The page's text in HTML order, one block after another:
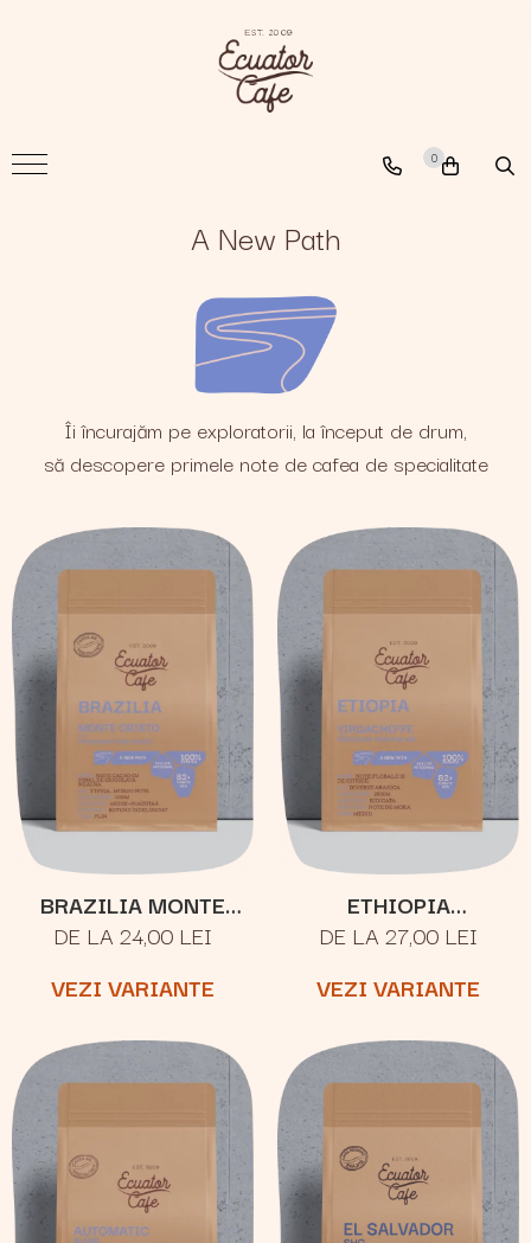
The Nomad
0
A New Path
Îi încurajăm pe exploratorii, la început de drum,
să descopere primele note de cafea de specialitate
BRAZILIA MONTE
CRISTO
DE LA 24,00 LEI
VEZI VARIANTE
ETHIOPIA
YIRGACHEFFE
DE LA 27,00 LEI
VEZI VARIANTE